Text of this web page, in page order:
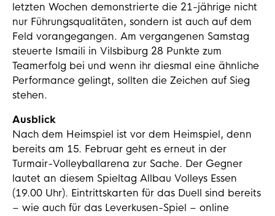
letzten Wochen demonstrierte die 21-jährige nicht
nur Führungsqualitäten, sondern ist auch auf dem
Feld vorangegangen. Am vergangenen Samstag
steuerte Ismaili in Vilsbiburg 28 Punkte zum
Teamerfolg bei und wenn ihr diesmal eine ähnliche
Performance gelingt, sollten die Zeichen auf Sieg
stehen.
Ausblick
Nach dem Heimspiel ist vor dem Heimspiel, denn
bereits am 15. Februar geht es erneut in der
Turmair-Volleyballarena zur Sache. Der Gegner
lautet an diesem Spieltag Allbau Volleys Essen
(19.00 Uhr). Eintrittskarten für das Duell sind bereits
– wie auch für das Leverkusen-Spiel – online